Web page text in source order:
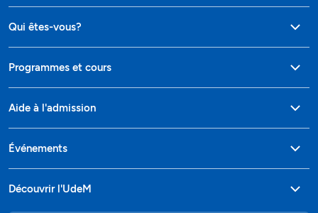
Qui êtes-vous?
Programmes et cours
Aide à l'admission
Événements
Découvrir l'UdeM